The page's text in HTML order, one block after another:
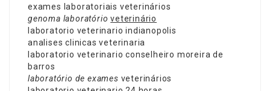
exames laboratoriais veterinários
genoma laboratório veterinário
laboratorio veterinario indianopolis
analises clinicas veterinaria
laboratorio veterinario conselheiro moreira de
barros
laboratório de exames veterinários